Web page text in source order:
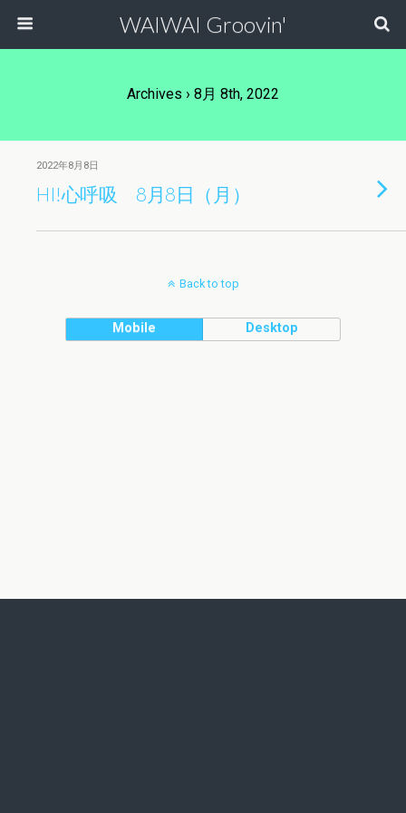
WAIWAI Groovin'
Archives › 8月 8th, 2022
2022年8月8日
HI!心呼吸 8月8日（月）
Back to top
Mobile Desktop